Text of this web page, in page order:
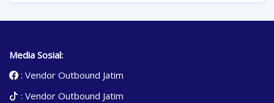
Media Sosial:
: Vendor Outbound Jatim
: Vendor Outbound Jatim